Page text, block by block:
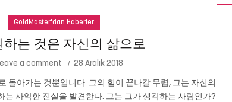
GoldMaster'dan Haberler
하는 것은 자신의 삶으로
a comment 28 Aralık 2018
돌아가는 것뿐입니다. 그의 힘이 끝나갈 무렵, 그는 자신의
는 사악한 진실을 발견한다. 그는 그가 생각하는 사람인가?